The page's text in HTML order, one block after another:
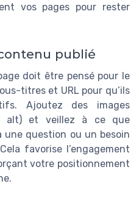
vos pages pour rester
publié
doit être pensé pour le
titres et URL pour qu’ils
Ajoutez des images
alt) et veillez à ce que
question ou un besoin
favorise l’engagement
votre positionnement